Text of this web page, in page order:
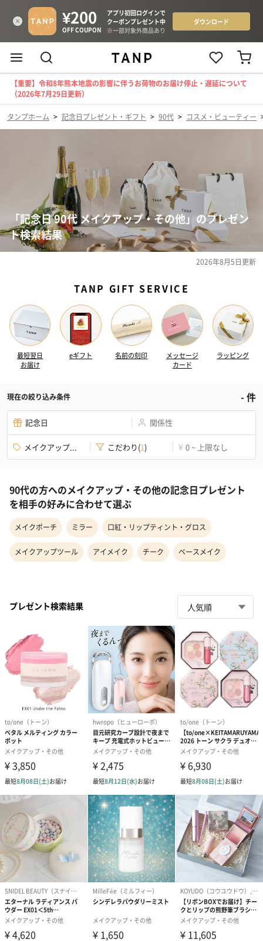
【重要】令和8年熊本地震の影響に伴うお荷物のお届け停止・遅延について
（2026年7月29日更新）
タンプホーム > 記念日プレゼント・ギフト > 90代 > コスメ・ビューティー
「記念日 90代 メイクアップ・その他」のプレゼン
ト検索結果
2026年8月5日更新
TANP GIFT SERVICE
最短翌日
お届け
eギフト 名前の刻印
メッセージ
カード
ラッピング
現在の絞り込み条件 -件
記念日 関係性
メイクアップ... こだわり(1) ¥ 0 ~ 上限なし
90代の方へのメイクアップ・その他の記念日プレゼント
を相手の好みに合わせて選ぶ
メイクポーチ ミラー 口紅・リップティント・グロス
メイクアップツール アイメイク チーク ベースメイク
プレゼント検索結果